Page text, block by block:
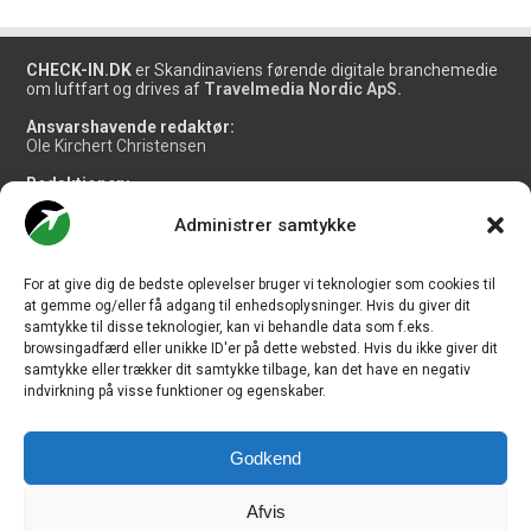
Administrer samtykke
For at give dig de bedste oplevelser bruger vi teknologier som cookies til
at gemme og/eller få adgang til enhedsoplysninger. Hvis du giver dit
samtykke til disse teknologier, kan vi behandle data som f.eks.
browsingadfærd eller unikke ID'er på dette websted. Hvis du ikke giver dit
samtykke eller trækker dit samtykke tilbage, kan det have en negativ
indvirkning på visse funktioner og egenskaber.
Godkend
Afvis
CHECK-IN.DK er Skandinaviens førende digitale branchemedie
om luftfart og drives af Travelmedia Nordic ApS.
Ansvarshavende redaktør:
Ole Kirchert Christensen
Redaktionen:
Christian Granhøj Skouboe
Henrik Baumgarten
Danny Longhi Andreasen
Salg og jobannoncer:
salg@travelmedianordic.com
Vi tager ansvar for indholdet og er tilmeldt